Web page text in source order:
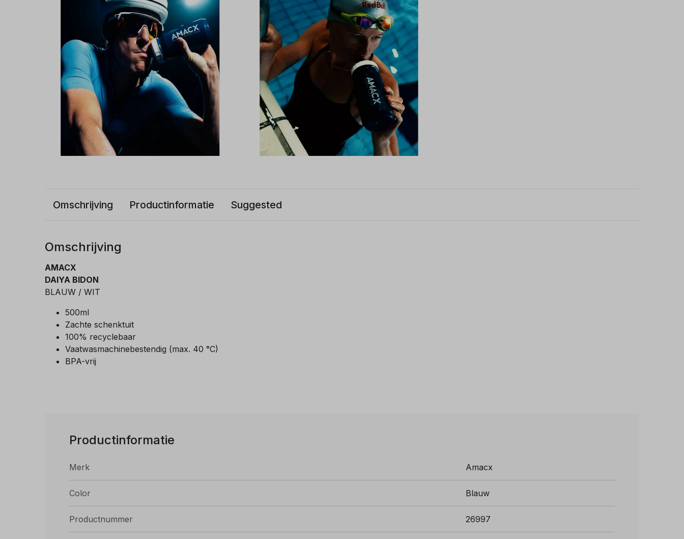
Omschrijving Productinformatie Suggested
Omschrijving
AMACX
DAIYA BIDON
BLAUW / WIT
500ml
Zachte schenktuit
100% recyclebaar
Vaatwasmachinebestendig (max. 40 °C)
BPA-vrij
Productinformatie
Merk Amacx
Color Blauw
Productnummer 26997